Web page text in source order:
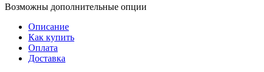
Возможны дополнительные опции
Описание
Как купить
Оплата
Доставка